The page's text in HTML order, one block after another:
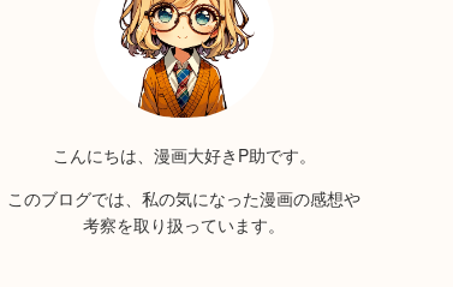
こんにちは、漫画大好きP助です。
このブログでは、私の気になった漫画の感想や
考察を取り扱っています。